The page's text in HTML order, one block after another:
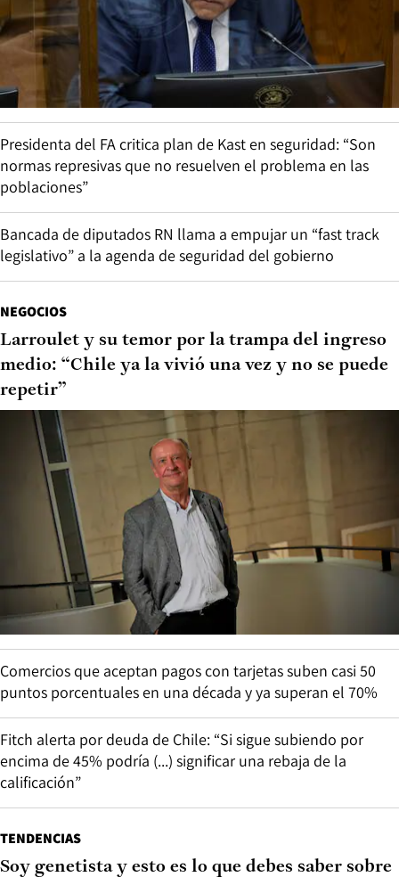
Presidenta del FA critica plan de Kast en seguridad: “Son
normas represivas que no resuelven el problema en las
poblaciones”
Bancada de diputados RN llama a empujar un “fast track
legislativo” a la agenda de seguridad del gobierno
NEGOCIOS
Larroulet y su temor por la trampa del ingreso
medio: “Chile ya la vivió una vez y no se puede
repetir”
Comercios que aceptan pagos con tarjetas suben casi 50
puntos porcentuales en una década y ya superan el 70%
Fitch alerta por deuda de Chile: “Si sigue subiendo por
encima de 45% podría (...) significar una rebaja de la
calificación”
TENDENCIAS
Soy genetista y esto es lo que debes saber sobre